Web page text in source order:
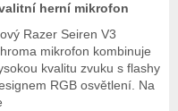
herní mikrofon
Razer Seiren V3
mikrofon kombinuje
kvalitu zvuku s flashy
RGB osvětlení. Na